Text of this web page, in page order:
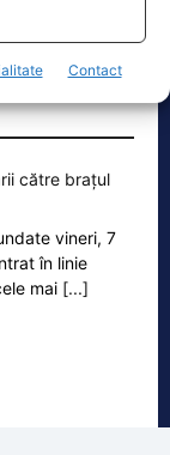
Contact
către brațul
vineri, 7
în linie
mai [...]